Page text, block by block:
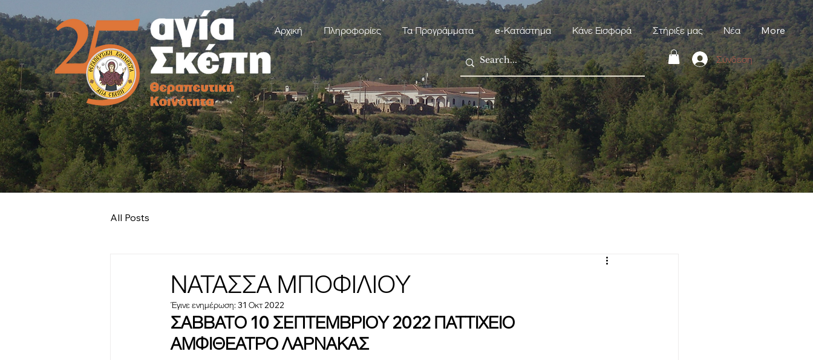
Αρχική Πληροφορίες Τα Προγράμματα e-Κατάστημα Κάνε Εισφορά Στήριξε μας Νέα More
Σύνδεση
All Posts
ΝΑΤΑΣΣΑ ΜΠΟΦΙΛΙΟΥ
Έγινε ενημέρωση: 31 Οκτ 2022
ΣΑΒΒΑΤΟ 10 ΣΕΠΤΕΜΒΡΙΟΥ 2022 ΠΑΤΤΙΧΕΙΟ
ΑΜΦΙΘΕΑΤΡΟ ΛΑΡΝΑΚΑΣ